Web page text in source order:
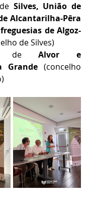
Silves, União de
Alcantarilha-Pêra
de Algoz-
de Silves)
de Alvor e
Grande (concelho